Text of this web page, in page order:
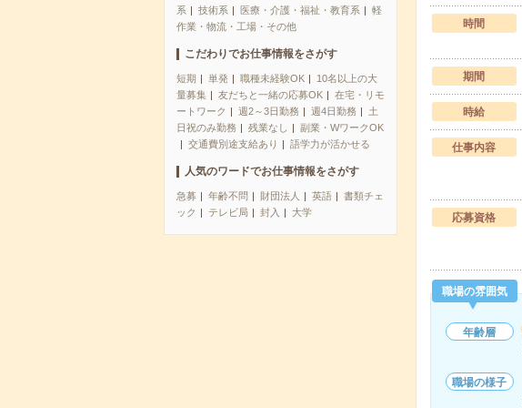
系
技術系 医療・介護・福祉・教育系
軽
作業・物流・工場・その他
こだわりでお仕事情報をさがす
短期 単発 職種未経験OK
10名以上の大
量募集
友だちと一緒の応募OK
在宅・リモ
ートワーク
週2～3日勤務 週4日勤務
土
日祝のみ勤務
残業なし
副業・WワークOK
交通費別途支給あり
語学力が活かせる
人気のワードでお仕事情報をさがす
急募 年齢不問 財団法人 英語
書類チェ
ック
テレビ局 封入 大学
時間
期間
時給
仕事内容
応募資格
職場の雰囲気
年齢層
職場の様子